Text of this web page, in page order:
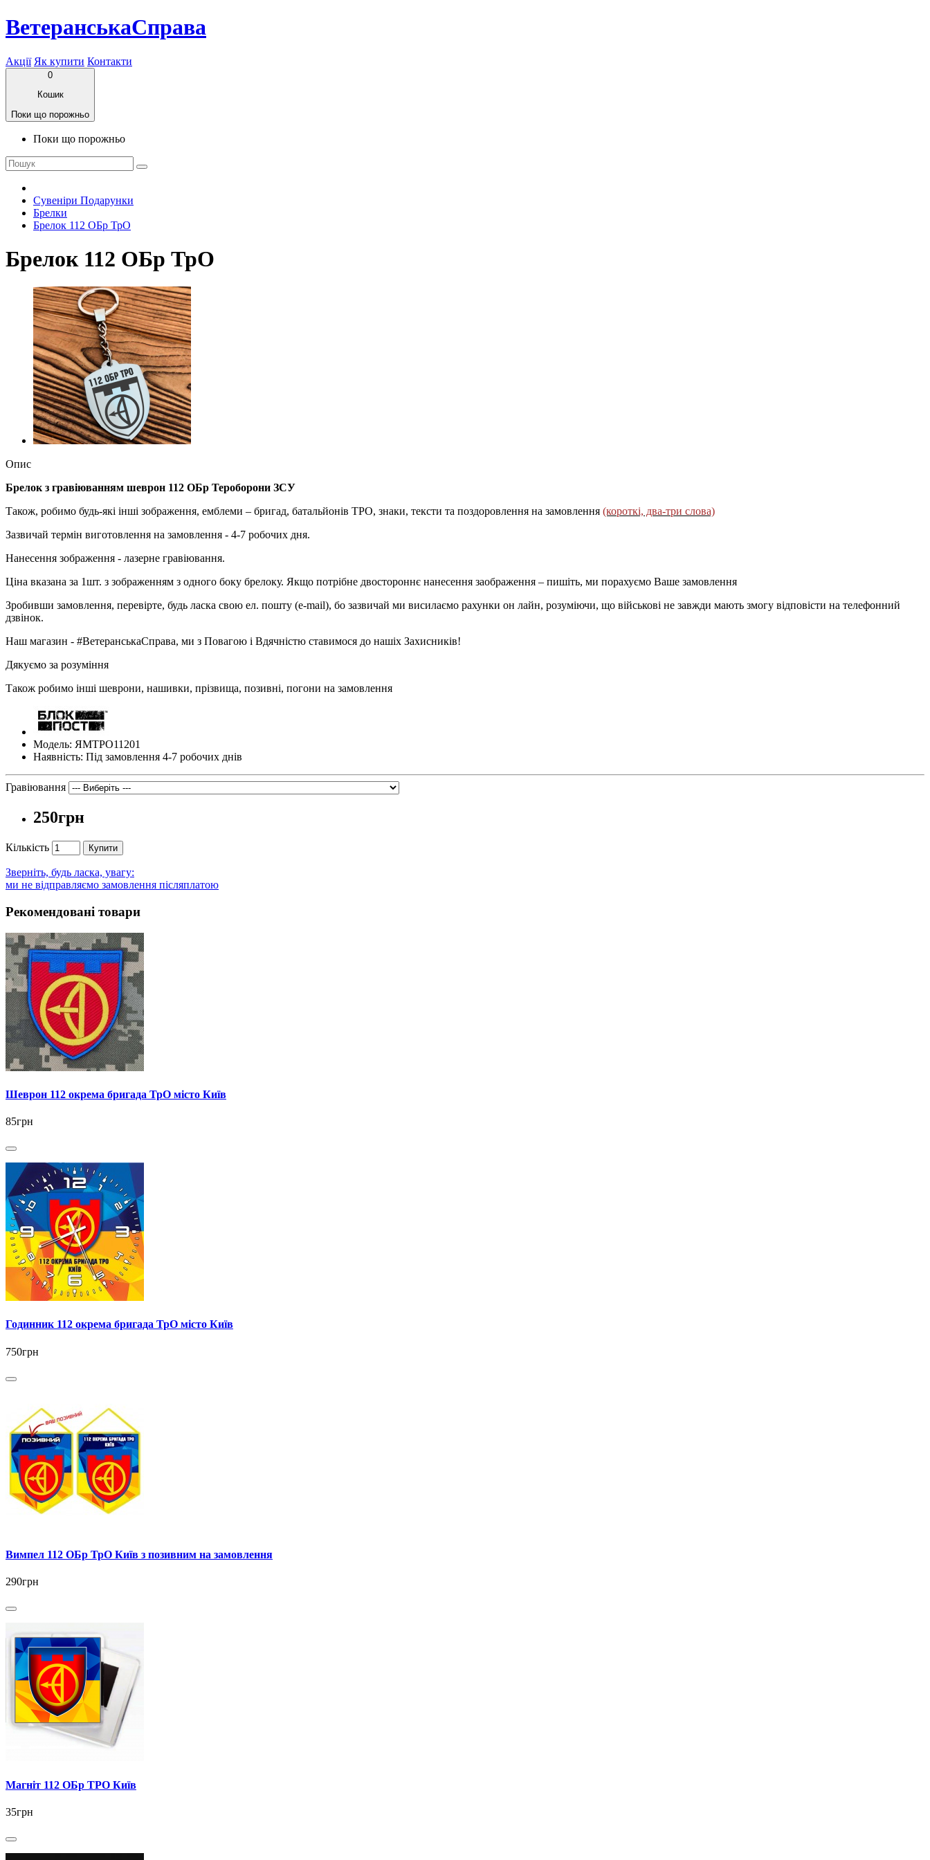
ВетеранськаСправа
Акції Як купити Контакти
0
Кошик
Поки що порожньо
Поки що порожньо
Сувеніри Подарунки
Брелки
Брелок 112 ОБр ТрО
Брелок 112 ОБр ТрО
Опис
Брелок з гравіюванням шеврон 112 ОБр Тероборони ЗСУ
Також, робимо будь-які інші зображення, емблеми – бригад, батальйонів ТРО, знаки, тексти та поздоровлення на замовлення (короткі, два-три слова)
Зазвичай термін виготовлення на замовлення - 4-7 робочих дня.
Нанесення зображення - лазерне гравіювання.
Ціна вказана за 1шт. з зображенням з одного боку брелоку. Якщо потрібне двостороннє нанесення заображення – пишіть, ми порахуємо Ваше замовлення
Зробивши замовлення, перевірте, будь ласка свою ел. пошту (e-mail), бо зазвичай ми висилаємо рахунки он лайн, розуміючи, що військові не завжди мають змогу відповісти на телефонний
дзвінок.
Наш магазин - #ВетеранськаСправа, ми з Повагою і Вдячністю ставимося до нашіх Захисників!
Дякуємо за розуміння
Також робимо інші шеврони, нашивки, прізвища, позивні, погони на замовлення
Модель: ЯМТРО11201
Наявність: Під замовлення 4-7 робочих днів
Гравіювання
250грн
Кількість Купити
Зверніть, будь ласка, увагу:
ми не відправляємо замовлення післяплатою
Рекомендовані товари
Шеврон 112 окрема бригада ТрО місто Київ
85грн
Годинник 112 окрема бригада ТрО місто Київ
750грн
Вимпел 112 ОБр ТрО Київ з позивним на замовлення
290грн
Магніт 112 ОБр ТРО Київ
35грн